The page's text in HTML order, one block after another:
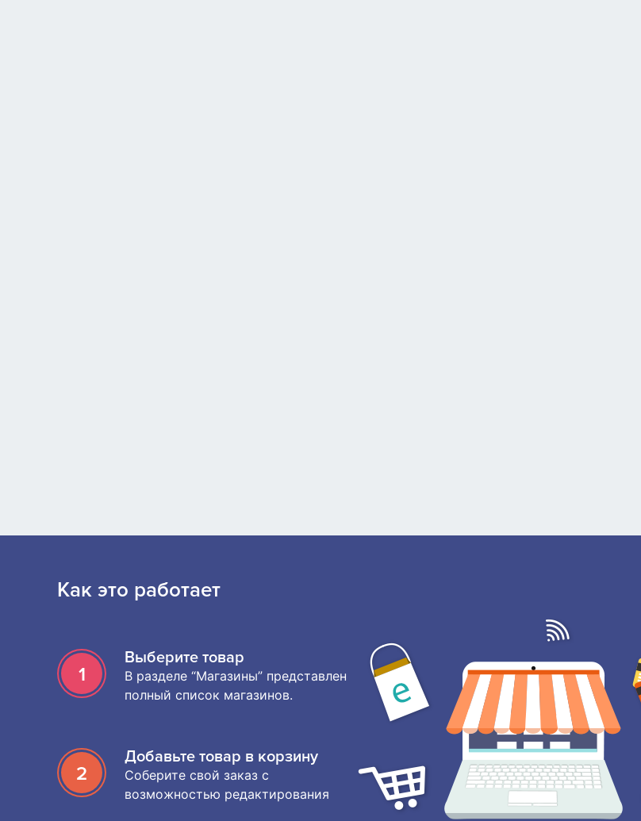
Как это работает
1
Выберите товар
В разделе “Магазины” представлен
полный список магазинов.
2
Добавьте товар в корзину
Соберите свой заказ с
возможностью редактирования